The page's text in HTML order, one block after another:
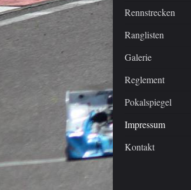
Rennstrecken
Ranglisten
Galerie
Reglement
Pokalspiegel
Impressum
Kontakt